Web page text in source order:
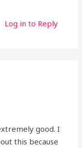
Log in to Reply
good. I
this because